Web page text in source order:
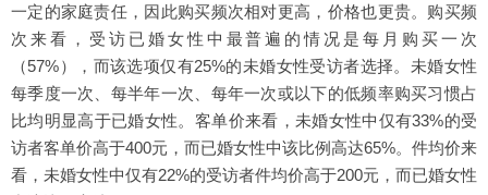
一定的家庭责任，因此购买频次相对更高，价格也更贵。购买频
次来看，受访已婚女性中最普遍的情况是每月购买一次
（57%），而该选项仅有25%的未婚女性受访者选择。未婚女性
每季度一次、每半年一次、每年一次或以下的低频率购买习惯占
比均明显高于已婚女性。客单价来看，未婚女性中仅有33%的受
访者客单价高于400元，而已婚女性中该比例高达65%。件均价来
看，未婚女性中仅有22%的受访者件均价高于200元，而已婚女性